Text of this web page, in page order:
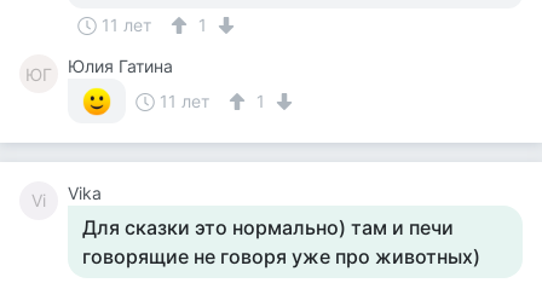
11 лет 1
ЮГ
Юлия Гатина
11 лет
1
Vi Vika
Для сказки это нормально) там и печи
говорящие не говоря уже про животных)